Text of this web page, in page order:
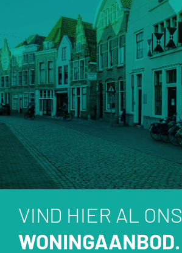
VIND HIER AL ONS
WONINGAANBOD.